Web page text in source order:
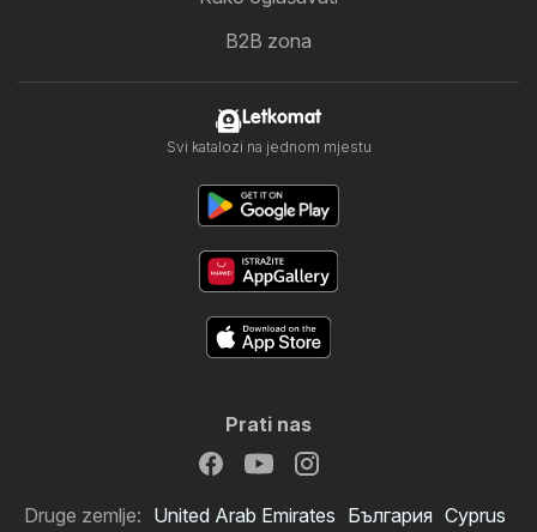
B2B zona
Letkomat
Svi katalozi na jednom mjestu
Prati nas
Druge zemlje: United Arab Emirates България Cyprus